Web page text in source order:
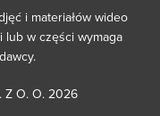
i materiałów wideo
lub w części wymaga
Z O. O. 2026